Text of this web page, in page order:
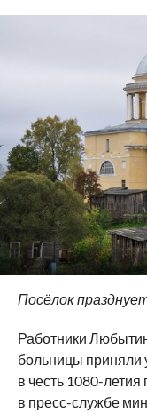
Посёлок
Работники
больницы приняли
в честь 1080-
в пресс-службе